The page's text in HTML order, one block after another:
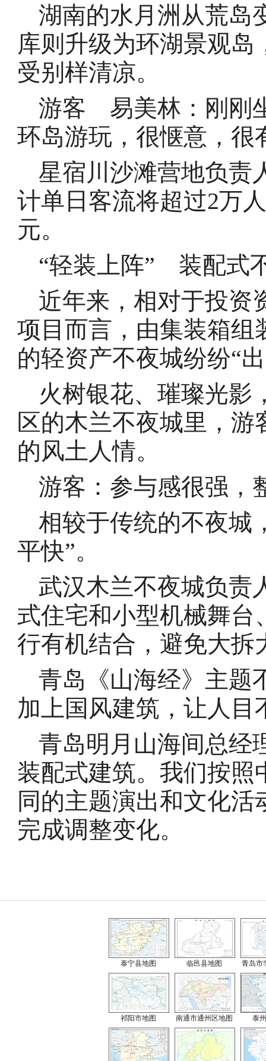
湖南的水月洲从荒岛
库则升级为环湖景观
受别样清凉。
游客 易美林：刚刚
环岛游玩，很惬意，很
星宿川沙滩营地负
计单日客流将超过2万
元。
“轻装上阵” 装配式
近年来，相对于投资
项目而言，由集装箱组
的轻资产不夜城纷纷“
火树银花、璀璨光影
区的木兰不夜城里，
的风土人情。
游客：参与感很强，
相较于传统的不夜城
平快”。
武汉木兰不夜城负
式住宅和小型机械舞台
行有机结合，避免大拆
青岛《山海经》主题
加上国风建筑，让人目
青岛明月山海间总
装配式建筑。我们按照
同的主题演出和文化
完成调整变化。
泰宁县地图 临邑县地图 青岛市
祁阳市地图 南通市通州区地图 泰